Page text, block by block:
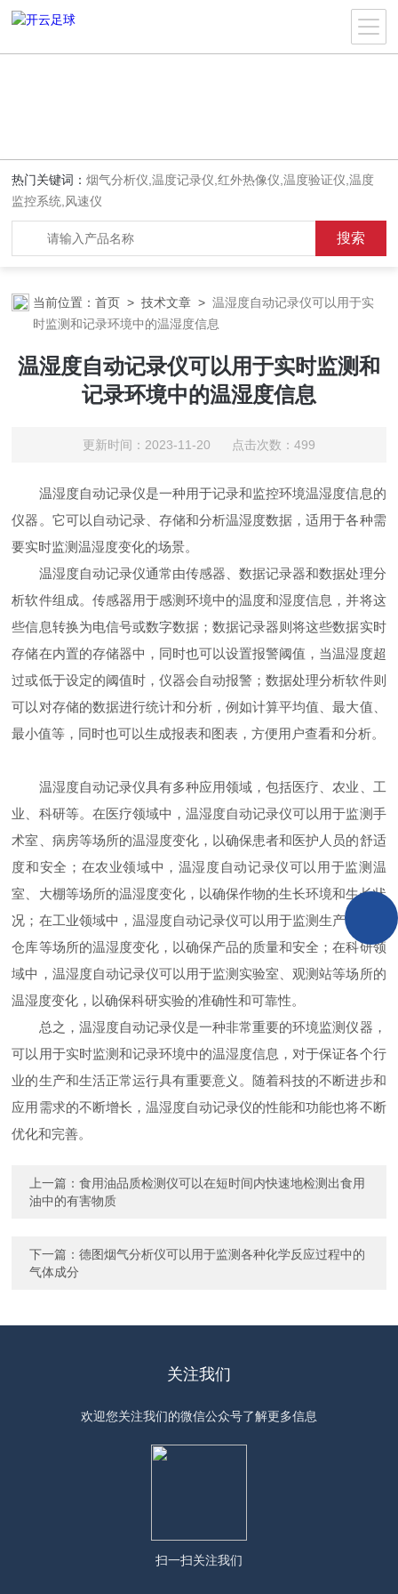
热门关键词：烟气分析仪,温度记录仪,红外热像仪,温度验证仪,温度
监控系统,风速仪
当前位置：首页 >技术文章 >温湿度自动记录仪可以用于实
时监测和记录环境中的温湿度信息
温湿度自动记录仪可以用于实时监测和
记录环境中的温湿度信息
更新时间：2023-11-20 点击次数：499
温湿度自动记录仪是一种用于记录和监控环境温湿度信息的
仪器。它可以自动记录、存储和分析温湿度数据，适用于各种需
要实时监测温湿度变化的场景。
温湿度自动记录仪通常由传感器、数据记录器和数据处理分
析软件组成。传感器用于感测环境中的温度和湿度信息，并将这
些信息转换为电信号或数字数据；数据记录器则将这些数据实时
存储在内置的存储器中，同时也可以设置报警阈值，当温湿度超
过或低于设定的阈值时，仪器会自动报警；数据处理分析软件则
可以对存储的数据进行统计和分析，例如计算平均值、最大值、
最小值等，同时也可以生成报表和图表，方便用户查看和分析。
温湿度自动记录仪具有多种应用领域，包括医疗、农业、工
业、科研等。在医疗领域中，温湿度自动记录仪可以用于监测手
术室、病房等场所的温湿度变化，以确保患者和医护人员的舒适
度和安全；在农业领域中，温湿度自动记录仪可以用于监测温
室、大棚等场所的温湿度变化，以确保作物的生长环境和生长状
况；在工业领域中，温湿度自动记录仪可以用于监测生产车间、
仓库等场所的温湿度变化，以确保产品的质量和安全；在科研领
域中，温湿度自动记录仪可以用于监测实验室、观测站等场所的
温湿度变化，以确保科研实验的准确性和可靠性。
总之，温湿度自动记录仪是一种非常重要的环境监测仪器，
可以用于实时监测和记录环境中的温湿度信息，对于保证各个行
业的生产和生活正常运行具有重要意义。随着科技的不断进步和
应用需求的不断增长，温湿度自动记录仪的性能和功能也将不断
优化和完善。
上一篇：食用油品质检测仪可以在短时间内快速地检测出食用
油中的有害物质
下一篇：德图烟气分析仪可以用于监测各种化学反应过程中的
气体成分
关注我们
欢迎您关注我们的微信公众号了解更多信息
扫一扫关注我们